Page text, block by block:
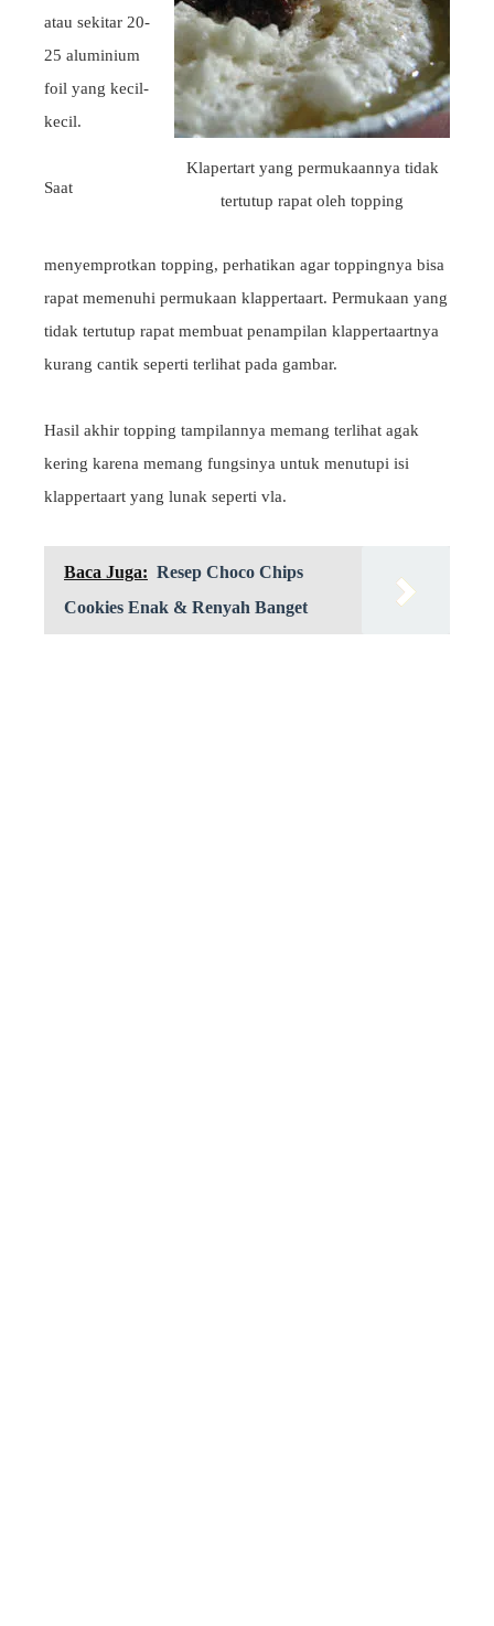
Klapertart yang permukaannya tidak
tertutup rapat oleh topping
atau sekitar 20-
25 aluminium
foil yang kecil-
kecil.
Saat
menyemprotkan topping, perhatikan agar toppingnya bisa
rapat memenuhi permukaan klappertaart. Permukaan yang
tidak tertutup rapat membuat penampilan klappertaartnya
kurang cantik seperti terlihat pada gambar.
Hasil akhir topping tampilannya memang terlihat agak
kering karena memang fungsinya untuk menutupi isi
klappertaart yang lunak seperti vla.
Baca Juga: Resep Choco Chips
Cookies Enak & Renyah Banget